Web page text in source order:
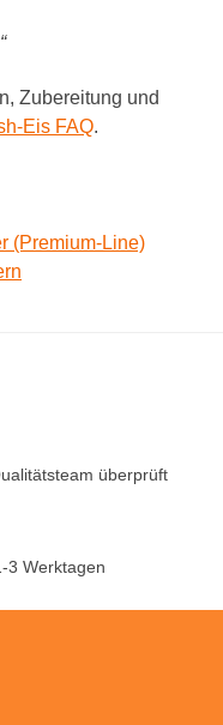
Zubereitung und
Eis FAQ.
(Premium-Line)
überprüft
3 Werktagen